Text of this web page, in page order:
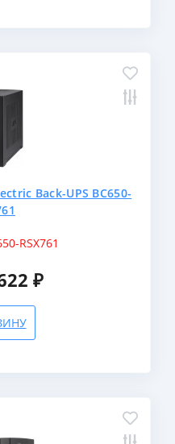
Back-UPS BC650-
RSX761
₽